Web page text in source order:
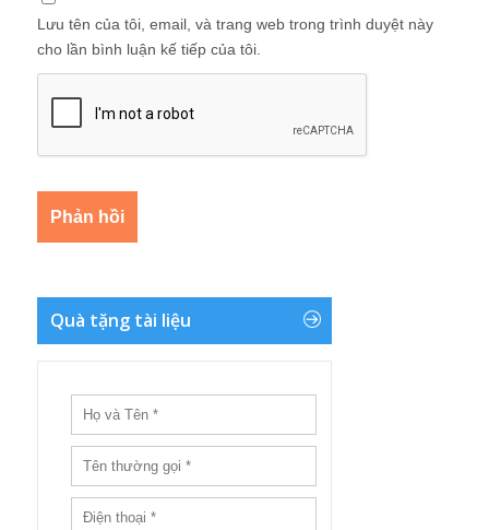
Lưu tên của tôi, email, và trang web trong trình duyệt này
cho lần bình luận kế tiếp của tôi.
Quà tặng tài liệu